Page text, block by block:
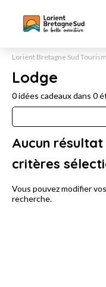
Lorient Bretagne Sud
Lodge
0idées cadeaux dans 0
Aucun
critères
Vous pouvez modifier
recherche.